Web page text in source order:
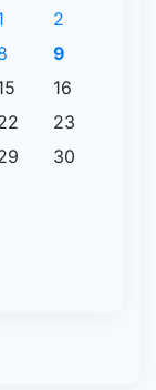
2
9
16
23
30